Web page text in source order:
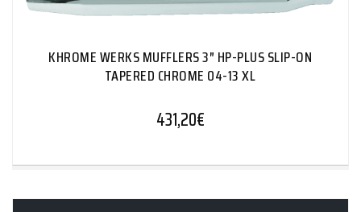
KHROME WERKS MUFFLERS 3″ HP-PLUS SLIP-ON
TAPERED CHROME 04-13 XL
431,20€